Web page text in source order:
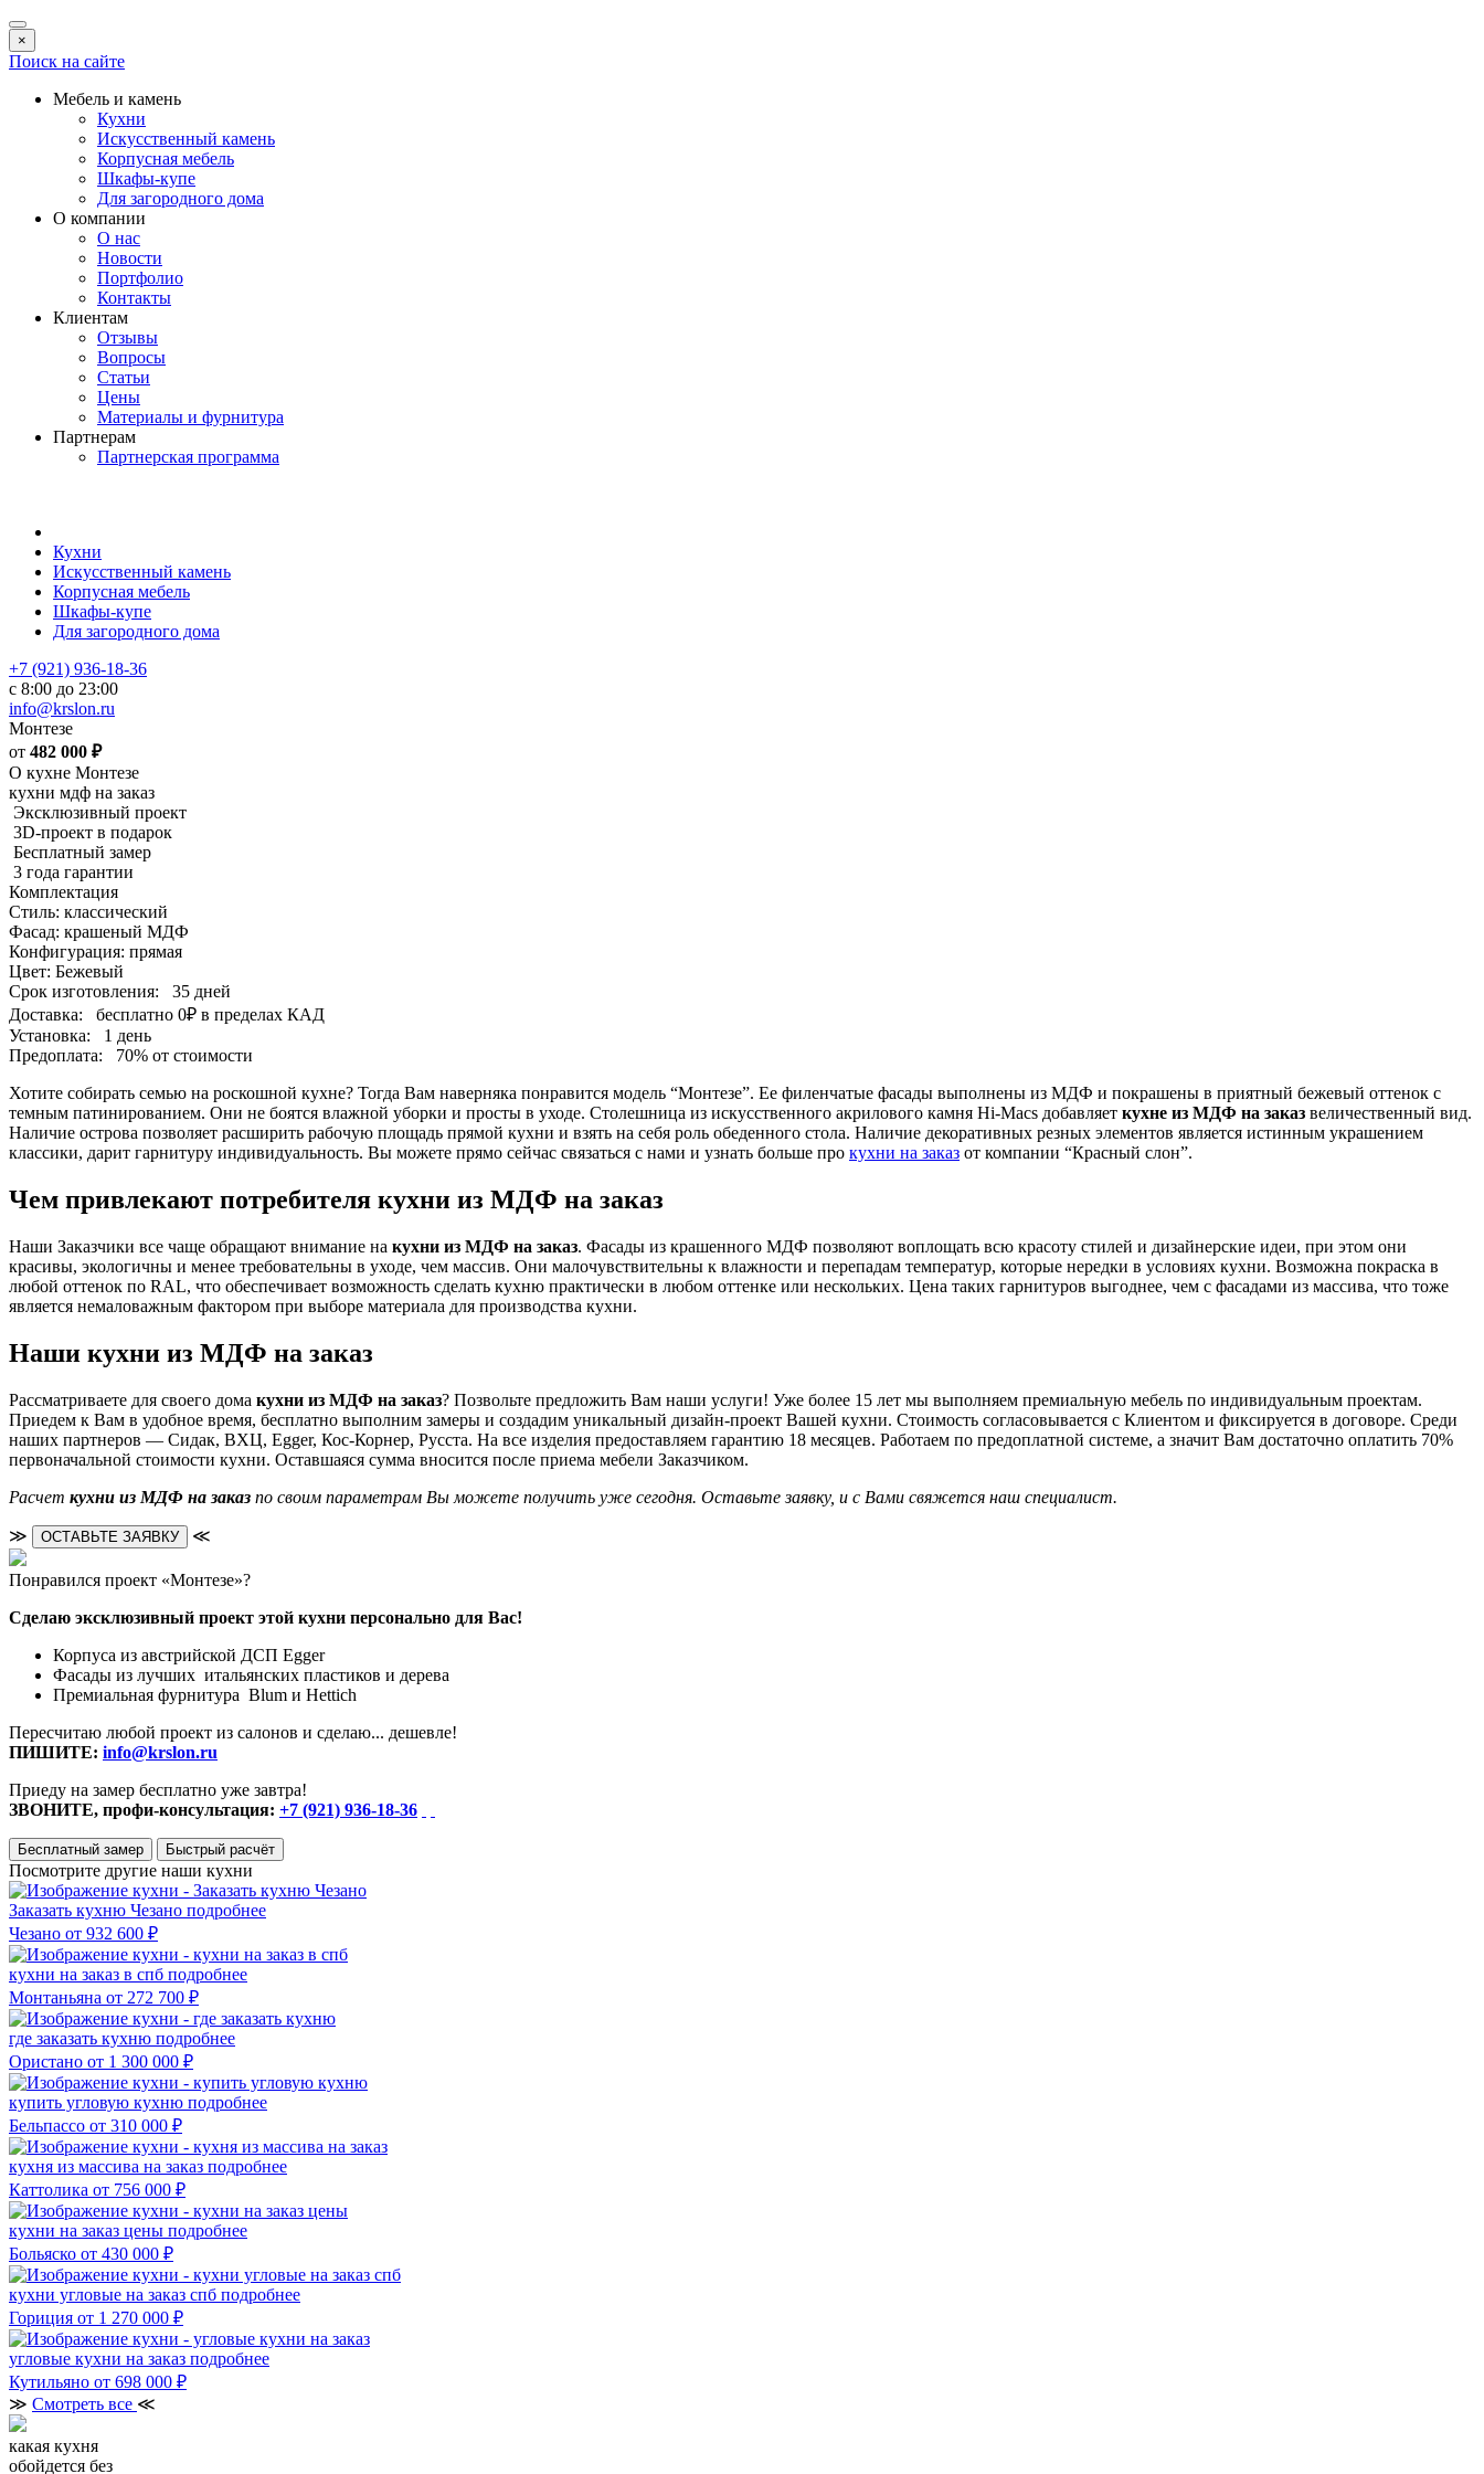
×
Поиск на сайте
Мебель и камень
Кухни
Искусственный камень
Корпусная мебель
Шкафы-купе
Для загородного дома
О компании
О нас
Новости
Портфолио
Контакты
Клиентам
Отзывы
Вопросы
Статьи
Цены
Материалы и фурнитура
Партнерам
Партнерская программа
Кухни
Искусственный камень
Корпусная мебель
Шкафы-купе
Для загородного дома
+7 (921) 936-18-36
с 8:00 до 23:00
info@krslon.ru
Монтезе
от 482 000 ₽
О кухне Монтезе
кухни мдф на заказ
Эксклюзивный проект
3D-проект в подарок
Бесплатный замер
3 года гарантии
Комплектация
Стиль: классический
Фасад: крашеный МДФ
Конфигурация: прямая
Цвет: Бежевый
Срок изготовления:
35 дней
Доставка:
бесплатно 0₽ в пределах КАД
Установка:
1 день
Предоплата:
70% от стоимости
Хотите собирать семью на роскошной кухне? Тогда Вам наверняка понравится модель “Монтезе”. Ее филенчатые фасады выполнены из МДФ и покрашены в приятный бежевый оттенок с
темным патинированием. Они не боятся влажной уборки и просты в уходе. Столешница из искусственного акрилового камня Hi-Macs добавляет кухне из МДФ на заказ величественный вид.
Наличие острова позволяет расширить рабочую площадь прямой кухни и взять на себя роль обеденного стола. Наличие декоративных резных элементов является истинным украшением
классики, дарит гарнитуру индивидуальность. Вы можете прямо сейчас связаться с нами и узнать больше про кухни на заказ от компании “Красный слон”.
Чем привлекают потребителя кухни из МДФ на заказ
Наши Заказчики все чаще обращают внимание на кухни из МДФ на заказ. Фасады из крашенного МДФ позволяют воплощать всю красоту стилей и дизайнерские идеи, при этом они
красивы, экологичны и менее требовательны в уходе, чем массив. Они малочувствительны к влажности и перепадам температур, которые нередки в условиях кухни. Возможна покраска в
любой оттенок по RAL, что обеспечивает возможность сделать кухню практически в любом оттенке или нескольких. Цена таких гарнитуров выгоднее, чем с фасадами из массива, что тоже
является немаловажным фактором при выборе материала для производства кухни.
Наши кухни из МДФ на заказ
Рассматриваете для своего дома кухни из МДФ на заказ? Позвольте предложить Вам наши услуги! Уже более 15 лет мы выполняем премиальную мебель по индивидуальным проектам.
Приедем к Вам в удобное время, бесплатно выполним замеры и создадим уникальный дизайн-проект Вашей кухни. Стоимость согласовывается с Клиентом и фиксируется в договоре. Среди
наших партнеров — Сидак, ВХЦ, Egger, Кос-Корнер, Русста. На все изделия предоставляем гарантию 18 месяцев. Работаем по предоплатной системе, а значит Вам достаточно оплатить 70%
первоначальной стоимости кухни. Оставшаяся сумма вносится после приема мебели Заказчиком.
Расчет кухни из МДФ на заказ по своим параметрам Вы можете получить уже сегодня. Оставьте заявку, и с Вами свяжется наш специалист.
≫ ОСТАВЬТЕ ЗАЯВКУ ≪
Понравился проект «Монтезе»?
Сделаю эксклюзивный проект этой кухни персонально для Вас!
Корпуса из австрийской ДСП Egger
Фасады из лучших итальянских пластиков и дерева
Премиальная фурнитура Blum и Hettich
Пересчитаю любой проект из салонов и сделаю... дешевле!
ПИШИТЕ: info@krslon.ru
Приеду на замер бесплатно уже завтра!
ЗВОНИТЕ, профи-консультация: +7 (921) 936-18-36
Бесплатный замер Быстрый расчёт
Посмотрите другие наши кухни
Заказать кухню Чезано подробнее
Чезано от 932 600 ₽
кухни на заказ в спб подробнее
Монтаньяна от 272 700 ₽
где заказать кухню подробнее
Ористано от 1 300 000 ₽
купить угловую кухню подробнее
Бельпассо от 310 000 ₽
кухня из массива на заказ подробнее
Каттолика от 756 000 ₽
кухни на заказ цены подробнее
Больяско от 430 000 ₽
кухни угловые на заказ спб подробнее
Гориция от 1 270 000 ₽
угловые кухни на заказ подробнее
Кутильяно от 698 000 ₽
≫ Смотреть все ≪
какая кухня
обойдется без